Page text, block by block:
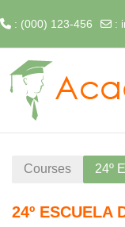
: (000) 123-456 :
Courses 24º
24º ESCUELA